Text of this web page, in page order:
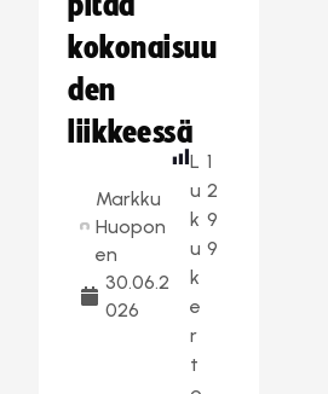
kokonaisuu
den
liikkeessä
Markku
Huopon
en
30.06.2
026
L
u
k
u
k
e
r
t
1
2
9
9